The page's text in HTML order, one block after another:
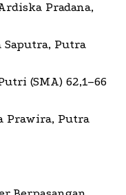
Pradana,
Putra
(SMA) 62,1–66
Prawira, Putra